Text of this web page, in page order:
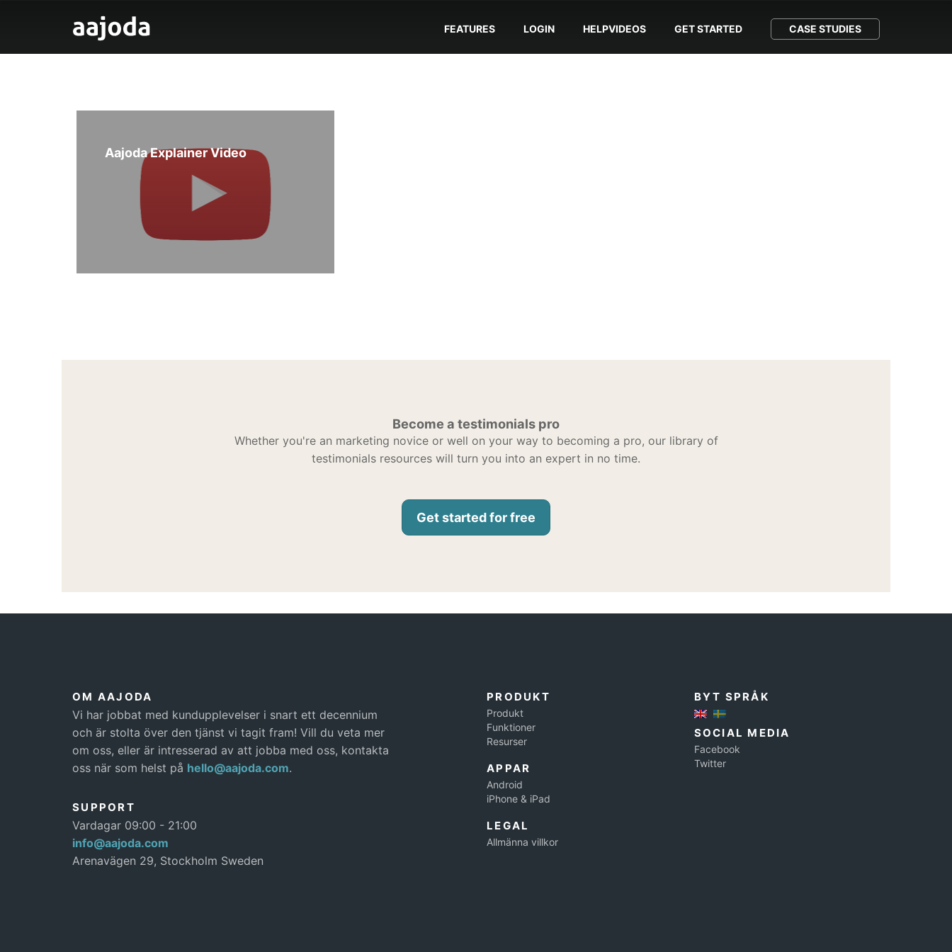
FEATURES LOGIN HELPVIDEOS GET STARTED CASE STUDIES
Aajoda Explainer Video
Become a testimonials pro
Whether you're an marketing novice or well on your way to becoming a pro, our library of
testimonials resources will turn you into an expert in no time.
Get started for free
OM AAJODA
Vi har jobbat med kundupplevelser i snart ett decennium
och är stolta över den tjänst vi tagit fram! Vill du veta mer
om oss, eller är intresserad av att jobba med oss, kontakta
oss när som helst på hello@aajoda.com.
SUPPORT
Vardagar 09:00 - 21:00
info@aajoda.com
Arenavägen 29, Stockholm Sweden
PRODUKT
Produkt
Funktioner
Resurser
APPAR
Android
iPhone & iPad
LEGAL
Allmänna villkor
BYT SPRÅK
SOCIAL MEDIA
Facebook
Twitter